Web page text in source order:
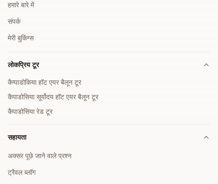
हमारे बारे में
संपर्क
मेरी बुकिंग्स
लोकप्रिय टूर
कैप्पाडोकिया हॉट एयर बैलून टूर
कैपाडोसिया सूर्योदय हॉट एयर बैलून टूर
कैपाडोसिया रेड टूर
सहायता
अक्सर पूछे जाने वाले प्रश्न
ट्रैवल ब्लॉग